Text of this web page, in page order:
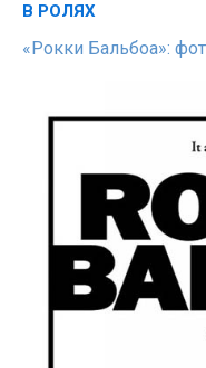
В РОЛЯХ
«Рокки Бальбоа»: